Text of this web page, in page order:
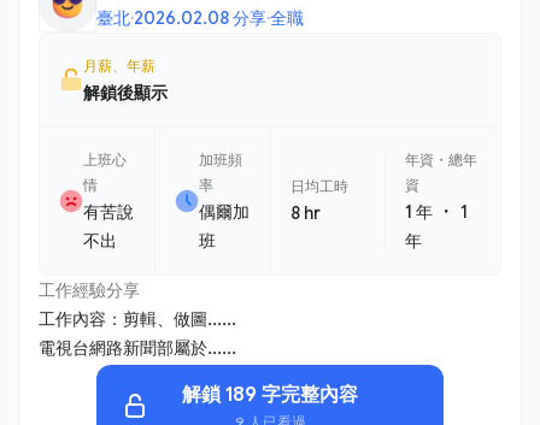
臺北·2026.02.08 分享·全職
月薪、年薪
解鎖後顯示
上班心
情
有苦說
不出
加班頻
率
偶爾加
班
日均工時
8 hr
年資・總年
資
1 年 ・1
年
工作經驗分享
工作內容：剪輯、做圖......
電視台網路新聞部屬於......
解鎖 189 字完整內容